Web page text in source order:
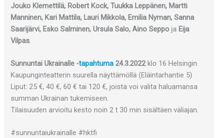
Jouko Klemettilä, Robert Kock, Tuukka Leppänen, Martti
Manninen, Kari Mattila, Lauri Mikkola, Emilia Nyman, Sanna
Saarijärvi, Esko Salminen, Ursula Salo, Aino Seppo ja Eija
Vilpas.
Sunnuntai Ukrainalle -tapahtuma 24.3.2022klo 16 Helsingin
Kaupunginteatterin suurella näyttämöllä (Eläintarhantie 5)
Liput: 25 €, 40 €, 60 € tai 120 €, joista voi valita haluamansa
summan Ukrainan tukemiseen.
Tilaisuuden arvioitu kesto noin 2 t 30 min sisältäen väliajan.
#sunnuntaiukrainalle #hktfi